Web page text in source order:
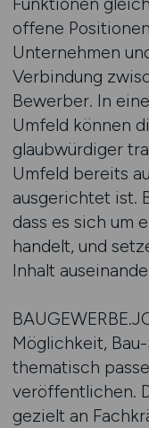
offene
Unternehmen
Verbindung
Bewerber. In
Umfeld können
glaubwürdiger
Umfeld bereits
ausgerichtet ist.
dass es sich um
handelt, und
Inhalt
Möglichkeit,
thematisch
veröffentlichen.
gezielt an